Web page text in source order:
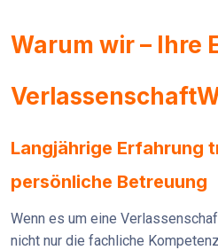
Warum wir – Ihre
Langjährige Erfahrung
persönliche Betreuung
Wenn es um eine
nicht nur die fachliche